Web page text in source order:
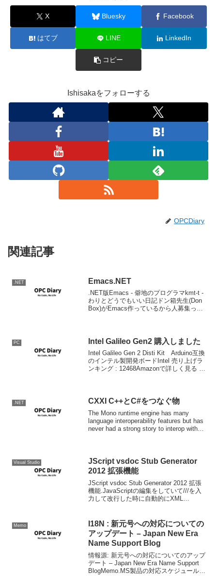
X Bluesky Facebook
はてブ LINE LinkedIn
コピー
Ishisakaをフォローする
OPCDiary
関連記事
.NET Emacs.NET
.NET版Emacs - 僻地のプログラマkmt-t -
わりとどうでもいい日記ドン箱先生(Don
Box)がEmacs作っているから人募集って
PC Intel Galileo Gen2 購入しました
Intel Galileo Gen 2 Disti Kit Arduino互換
のインテル製開発ボードIntel 売り上げラ
ンキング : 12468Amazonで詳しく見る by
.NET CXXI C++とC#をつなぐ物
The Mono runtime engine has many
language interoperability features but has
never had a strong story to interop with
Visual Studio
JScript vsdoc Stub Generator
2012 拡張機能
JScript vsdoc Stub Generator 2012 拡張
機能.JavaScriptの編集をしていて///を入
力して改行した時に自動的にXML
Memo
I18N : 新元号への対応についての
アップデート – Japan New Era
Name Support Blog
情報源: 新元号への対応についてのアップ
デート – Japan New Era Name Support
BlogMemo.MS製品の対応スケジュールと